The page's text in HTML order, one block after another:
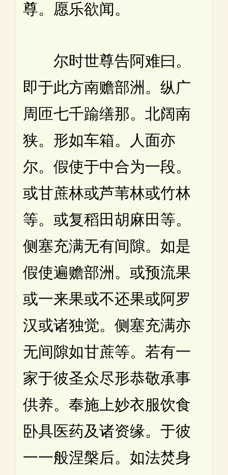
尊。愿乐欲闻。
尔时世尊告阿难曰。
即于此方南赡部洲。纵广
周匝七千踰缮那。北阔南
狭。形如车箱。人面亦
尔。假使于中合为一段。
或甘蔗林或芦苇林或竹林
等。或复稻田胡麻田等。
侧塞充满无有间隙。如是
假使遍赡部洲。或预流果
或一来果或不还果或阿罗
汉或诸独觉。侧塞充满亦
无间隙如甘蔗等。若有一
家于彼圣众尽形恭敬承事
供养。奉施上妙衣服饮食
卧具医药及诸资缘。于彼
一一般涅槃后。如法焚身